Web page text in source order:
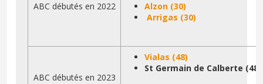
ABC débutés en 2022 Alzon (30)
Arrigas (30)
ABC débutés en 2023
Vialas (48)
St Germain de Calberte (48)